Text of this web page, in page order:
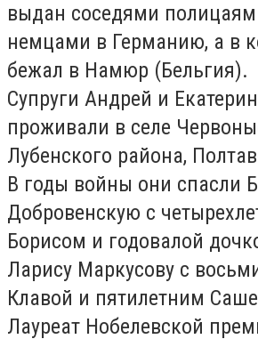
выдан соседями полицаям
немцами в Германию, а в
бежал в Намюр (Бельгия).
Cупруги Андрей и
проживали в селе
Лубенского района,
В годы войны они спасли
Добровенскую с
Борисом и годовалой
Ларису Маркусову с
Клавой и пятилетним
Лауреат Нобелевской